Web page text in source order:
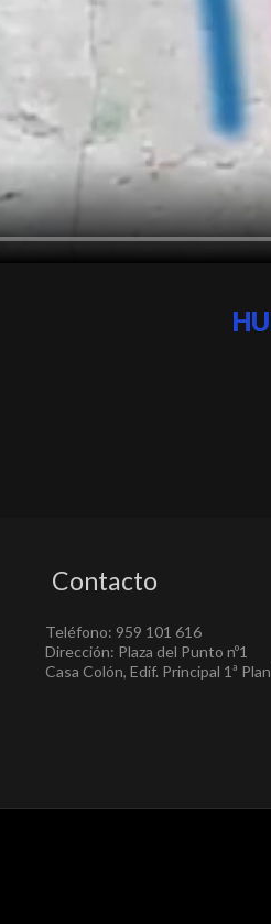
Contacto
Teléfono: 959 101 616
Dirección: Plaza del Punto nº1
Casa Colón, Edif. Principal 1ª